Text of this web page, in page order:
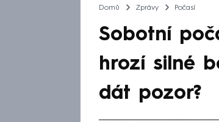
Domů Zprávy Počasí
Sobotní
hrozí silné
dát pozor?